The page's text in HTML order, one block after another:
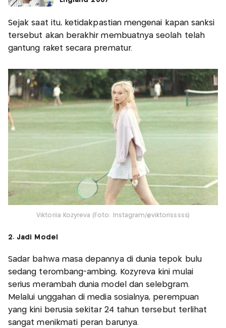
Sejak saat itu, ketidakpastian mengenai kapan sanksi
tersebut akan berakhir membuatnya seolah telah
gantung raket secara prematur.
Viktoriia Kozyreva (Foto: Instagram/@viktorisssss)
2. Jadi Model
Sadar bahwa masa depannya di dunia tepok bulu
sedang terombang-ambing, Kozyreva kini mulai
serius merambah dunia model dan selebgram.
Melalui unggahan di media sosialnya, perempuan
yang kini berusia sekitar 24 tahun tersebut terlihat
sangat menikmati peran barunya.